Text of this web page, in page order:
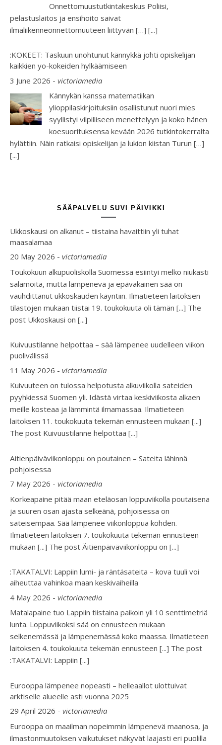
Onnettomuustutkintakeskus Poliisi,
pelastuslaitos ja ensihoito saivat
ilmaliikenneonnettomuuteen liittyvän […] [...]
:KOKEET: Taskuun unohtunut kännykkä johti opiskelijan
kaikkien yo-kokeiden hylkäämiseen
3 June 2026 - victoriamedia
Kännykän kanssa matematiikan
ylioppilaskirjoituksiin osallistunut nuori mies
syyllistyi vilpilliseen menettelyyn ja koko hänen
koesuorituksensa kevään 2026 tutkintokerralta
hylättiin. Näin ratkaisi opiskelijan ja lukion kiistan Turun […]
[...]
SÄÄPALVELU SUVI PÄIVIKKI
Ukkoskausi on alkanut – tiistaina havaittiin yli tuhat
maasalamaa
20 May 2026 - victoriamedia
Toukokuun alkupuoliskolla Suomessa esiintyi melko niukasti
salamoita, mutta lämpenevä ja epävakainen sää on
vauhdittanut ukkoskauden käyntiin. Ilmatieteen laitoksen
tilastojen mukaan tiistai 19. toukokuuta oli tämän [...] The
post Ukkoskausi on [...]
Kuivuustilanne helpottaa – sää lämpenee uudelleen viikon
puolivälissä
11 May 2026 - victoriamedia
Kuivuuteen on tulossa helpotusta alkuviikolla sateiden
pyyhkiessä Suomen yli. Idästä virtaa keskiviikosta alkaen
meille kosteaa ja lämmintä ilmamassaa. Ilmatieteen
laitoksen 11. toukokuuta tekemän ennusteen mukaan [...]
The post Kuivuustilanne helpottaa [...]
Äitienpäiväviikonloppu on poutainen – Sateita lähinnä
pohjoisessa
7 May 2026 - victoriamedia
Korkeapaine pitää maan eteläosan loppuviikolla poutaisena
ja suuren osan ajasta selkeänä, pohjoisessa on
sateisempaa. Sää lämpenee viikonloppua kohden.
Ilmatieteen laitoksen 7. toukokuuta tekemän ennusteen
mukaan [...] The post Äitienpäiväviikonloppu on [...]
:TAKATALVI: Lappiin lumi- ja räntäsateita – kova tuuli voi
aiheuttaa vahinkoa maan keskivaiheilla
4 May 2026 - victoriamedia
Matalapaine tuo Lappiin tiistaina paikoin yli 10 senttimetriä
lunta. Loppuviikoksi sää on ennusteen mukaan
selkenemässä ja lämpenemässä koko maassa. Ilmatieteen
laitoksen 4. toukokuuta tekemän ennusteen [...] The post
:TAKATALVI: Lappiin [...]
Eurooppa lämpenee nopeasti – helleaallot ulottuivat
arktiselle alueelle asti vuonna 2025
29 April 2026 - victoriamedia
Eurooppa on maailman nopeimmin lämpenevä maanosa, ja
ilmastonmuutoksen vaikutukset näkyvät laajasti eri puolilla